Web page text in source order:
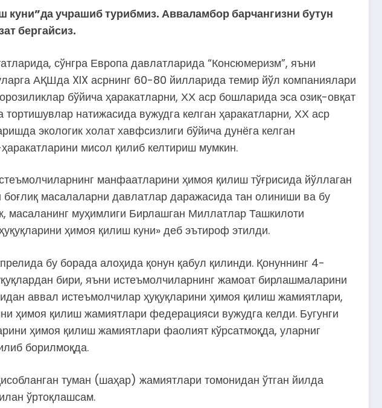
учрашиб турибмиз. Авваламбор барчангизни бутун
бергайсиз.
сўнгра Европа давлатларида “Консюмеризм”, яъни
АҚШда XIX асрнинг 60-80 йилларида темир йўл компаниялари
бўйича ҳаракатларни, ХХ аср бошларида эса озиқ-овқат
натижасида вужудга келган ҳаракатларни, ХХ аср
экологик холат хавфсизлиги бўйича дунёга келган
мисол қилиб келтириш мумкин.
манфаатларини ҳимоя қилиш тўғрисида йўллаган
масалаларни давлатлар даражасида тан олиниши ва бу
масаланинг муҳимлиги Бирлашган Миллатлар Ташкилоти
ҳимоя қилиш куни» деб эътироф этилди.
бу борада алоҳида қонун қабул қилинди. Қонуннинг 4-
бири, яъни истеъмолчиларнинг жамоат бирлашмаларини
аввал истеъмолчилар ҳуқуқларини ҳимоя қилиш жамиятлари,
ҳимоя қилиш жамиятлари федерацияси вужудга келди. Бугунги
ҳимоя қилиш жамиятлари фаолият кўрсатмоқда, уларниг
борилмоқда.
туман (шаҳар) жамиятлари томонидан ўтган йилда
ўртоқлашсам.